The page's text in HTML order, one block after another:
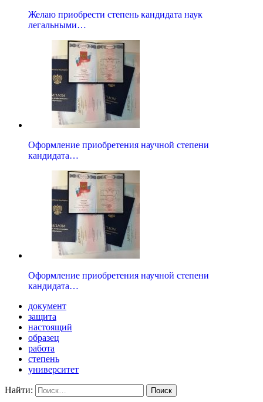
Желаю приобрести степень кандидата наук
легальными…
Оформление приобретения научной степени
кандидата…
Оформление приобретения научной степени
кандидата…
документ
защита
настоящий
образец
работа
степень
университет
Найти: